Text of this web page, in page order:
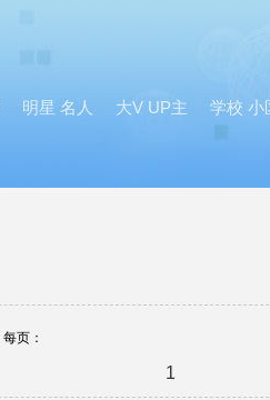
明星 名人 大V UP主 学校 小
每页：
1